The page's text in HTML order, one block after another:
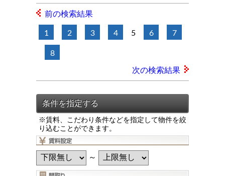
前の検索結果
1 2 3 4 5 6 7
8
次の検索結果
※賃料、こだわり条件などを指定して物件を絞
り込むことができます。
～